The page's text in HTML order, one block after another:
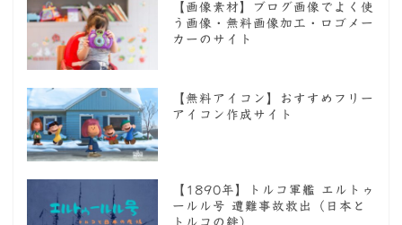
【画像素材】ブログ画像でよく使
う画像・無料画像加工・ロゴメー
カーのサイト
【無料アイコン】おすすめフリー
アイコン作成サイト
【1890年】トルコ軍艦 エルトゥ
ールル号 遭難事故救出（日本と
トルコの絆）